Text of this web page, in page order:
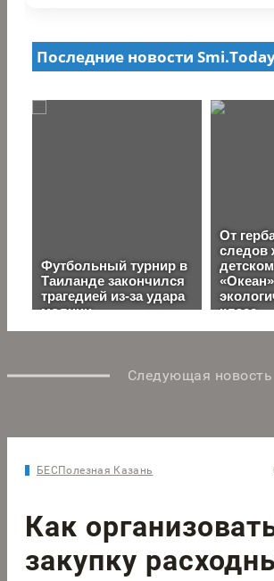
Следующая новость
БЕСПолезная Казань
Как
закупку